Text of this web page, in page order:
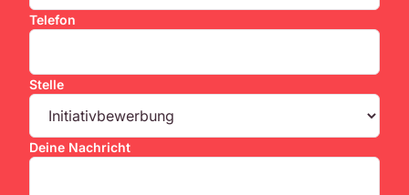
Telefon
Stelle
Deine Nachricht